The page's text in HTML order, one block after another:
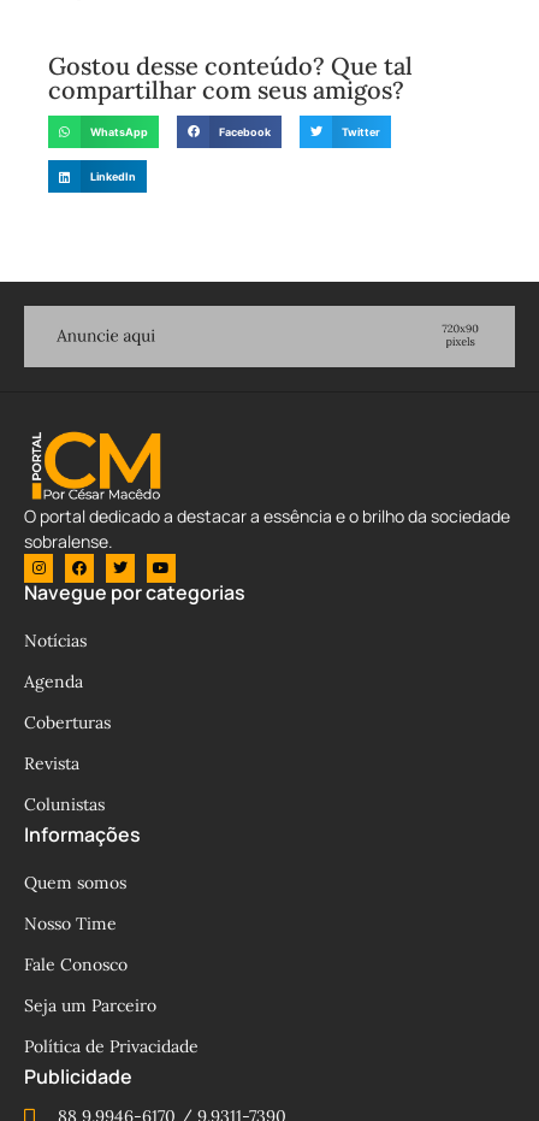
Gostou desse conteúdo? Que tal
compartilhar com seus amigos?
WhatsApp Facebook Twitter
LinkedIn
O portal dedicado a destacar a essência e o brilho da sociedade
sobralense.
Navegue por categorias
Notícias
Agenda
Coberturas
Revista
Colunistas
Informações
Quem somos
Nosso Time
Fale Conosco
Seja um Parceiro
Política de Privacidade
Publicidade
88 9.9946-6170 / 9.9311-7390